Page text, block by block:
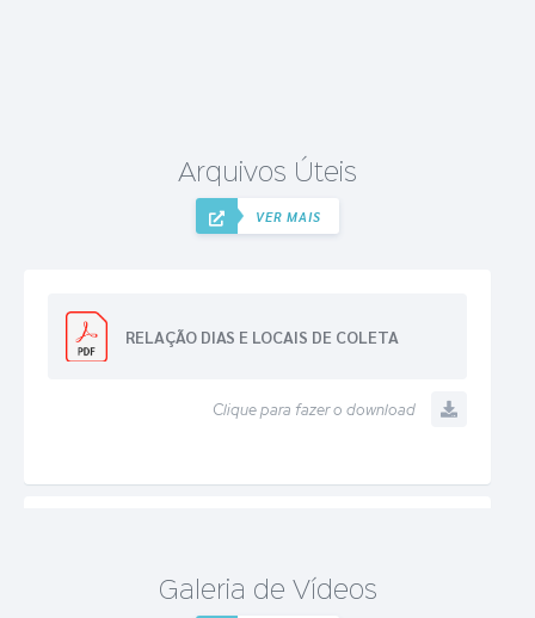
Arquivos Úteis
VER MAIS
RELAÇÃO DIAS E LOCAIS DE COLETA
Clique para fazer o download
UNIDADE BÁSICA...
Galeria de Vídeos